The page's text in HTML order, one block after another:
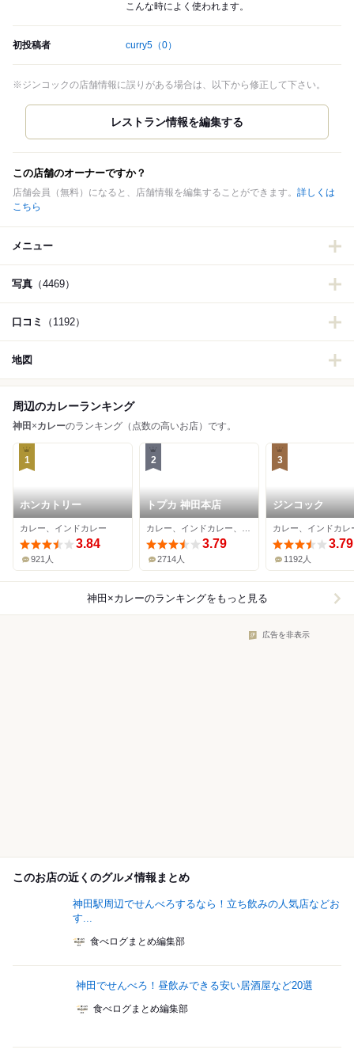
こんな時によく使われます。
初投稿者 curry5 （0）
※ジンコックの店舗情報に誤りがある場合は、以下から修正して下さい。
この店舗のオーナーですか？
店舗会員（無料）になると、店舗情報を編集することができます。 詳しくは
こちら
メニュー
写真 （4469）
口コミ （1192）
地図
周辺のカレーランキング
神田 ×カレーのランキング（点数の高いお店）です。
1
ホンカトリー
カレー、インドカレー
3.84
921人
2
トプカ 神田本店
3.79
2714人
3
ジンコック
カレー、インドカレ
3.79
1192人
神田×カレーのランキングをもっと見る
広告を非表示
このお店の近くのグルメ情報まとめ
神田駅周辺でせんべろするなら！立ち飲みの人気店などお
す...
食べログまとめ編集部
神田でせんべろ！昼飲みできる安い居酒屋など20選
食べログまとめ編集部